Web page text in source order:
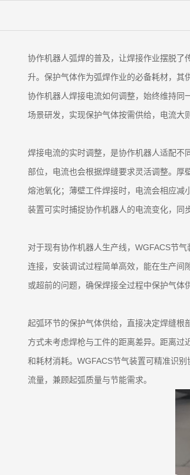
协作机器人弧焊的普及，让焊接作业摆脱了
升。保护气体作为弧焊作业的必备耗材，其
协作机器人焊接电流如何调整，始终维持同
场景研发，实现保护气体按需供给，电流大
焊接电流的实时调整，是协作机器人适配不
部位，电流也会根据焊缝要求灵活调整。厚
熔池氧化；薄壁工件焊接时，电流会相应减
装置可实时捕捉协作机器人的电流变化，同
对于现有协作机器人生产线，WGFACS节
连接，安装调试过程简单高效，能在生产间
或超前的问题，确保焊接全过程中保护气体
起弧环节的保护气体供给，直接决定焊缝根
方式未考虑焊枪与工件的距离差异。距离
和耗材消耗。WGFACS节气装置可精准识
流量，兼顾起弧质量与节能需求。